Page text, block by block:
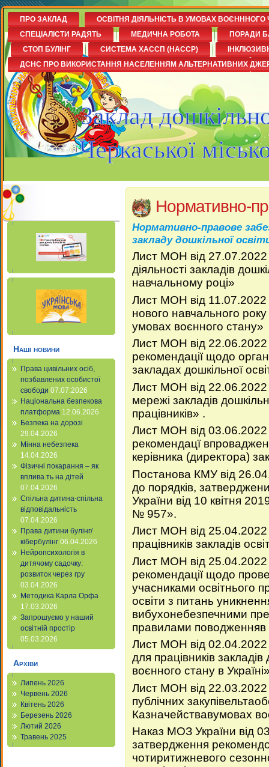
Заклад
Черкаської
ПРО ЗАКЛАД
ОСВІТНЯ ДІЯЛЬНІСТЬ В УМОВАХ ВОЄНННОГО
СПЕЦІАЛІСТИ РАДЯТЬ
МЕДИЧНА РОБОТА
ПОРАДИ
СТОП БУЛІНГ
СИСТЕМА ХАССП (НАССР)
ДСНС ПРО ВИКОРИСТАННЯ НАСЕЛЕННЯМ АЛЬТЕРНАТИВНИХ
Наші новини
Права цивільних осіб,
позбавлених особистої
свободи 07.07.2026
Національна безпекова
платформа 12.06.2026
Безпека на дорозі
29.04.2026
Мінна небезпека
14.04.2026
Фізичні покарання – як
вплива.ть на дітей
07.04.2026
Спільна дитина-спільна
відповідальність
07.04.2026
Права дитини булінг/
кібербулінг 06.04.2026
Нейропсихологія в
дитячому садочку:
розвиток через гру
03.04.2026
Методика Карла Орфа
17.03.2026
Запрошуємо у наший
освітній простір
05.03.2026
Архіви
Липень 2026
Червень 2026
Квітень 2026
Березень 2026
Лютий 2026
Травень 2025
Нормативно-
Нормативно-правове
закладу дошкільної
Лист МОН від
діяльності закладів
навчальному році»
Лист МОН від 11.07.2022
нового навчального
умовах воєнного стану»
Лист МОН від
рекомендації щодо
закладах дошкільної
Лист МОН від
мережі закладів
працівників» .
Лист МОН від
рекомендацї
керівника (директора)
Постанова КМУ від
до порядків,
України від 10 квітня
№ 957».
Лист МОН від
працівників закладів
Лист МОН від
рекомендації щодо
учасниками освітнього
освіти з питань
вибухонебезпечними
правилами поводженняв
Лист МОН від
для працівників закладів
воєнного стану в
Лист МОН від
публічних
Казначействавумовах
Наказ МОЗ України від
затвердження
чотиритижневого